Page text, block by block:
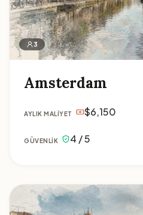
3
Amsterdam
AYLIK MALIYET $6,150
GÜVENLIK 4 / 5
Lizbon